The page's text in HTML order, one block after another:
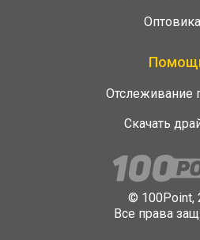
© 100Point,
Все права
Отслеживание
Скачать